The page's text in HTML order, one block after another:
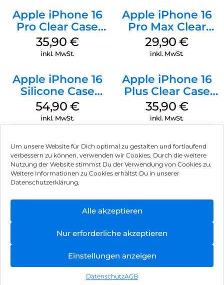
Um unsere Website für Dich optimal zu gestalten und fortlaufend
verbessern zu können, verwenden wir Cookies. Durch die weitere
Nutzung der Website stimmst Du der Verwendung von Cookies zu.
Weitere Informationen zu Cookies erhältst Du in unserer
Datenschutzerklärung.
Alle akzeptieren
Nur erforderliche akzeptieren
Einstellungen anzeigen
DatenschutzAGB
Apple iPhone 16
Pro Clear Case
MagSafe
Transparent
35,90 €
inkl. MwSt.
Apple iPhone 16
Pro Max Clear
Case MagSafe
Transparent
29,90€
inkl. MwSt.
Apple iPhone 16
Silicone Case
MagSafe Black
54,90 €
inkl. MwSt.
Apple iPhone 16
Plus Clear Case
MagSafe
Transparent
35,90 €
inkl. MwSt.
Impressum
Hinweis zur Batterieentsorgung
Newsletter
, Brodos AG – All Rights Reserved.